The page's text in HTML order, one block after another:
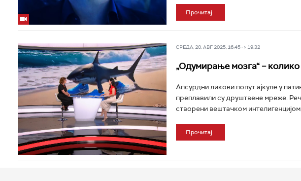
Прочитај
СРЕДА, 20. АВГ 2025, 16:45 -> 19:32
„Одумирање мозга“ –
Апсурдни ликови попут ајкуле у
преплавили су друштвене мреже.
створени вештачком
Прочитај